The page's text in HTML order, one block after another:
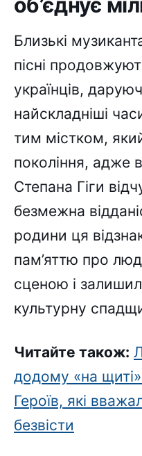
Близькі
пісні
українців,
найскладніші
тим містком, який
покоління, адже
Степана Гіги
безмежна
родини ця
пам’яттю про
сценою і
культурну
Читайте також:
додому «на
Героїв, які
безвісти